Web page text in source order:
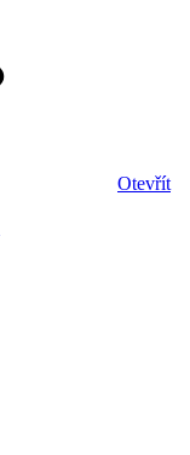
Otevřít